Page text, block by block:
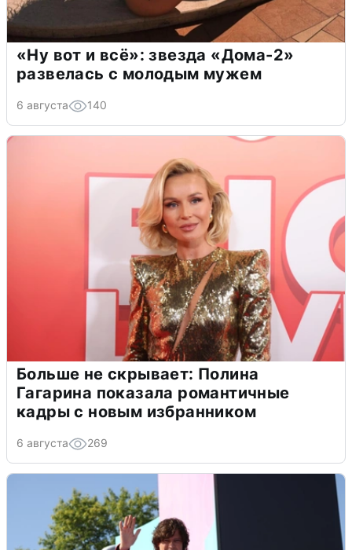
«Ну вот и всё»: звезда «Дома-2»
развелась с молодым мужем
6 августа 140
Больше не скрывает: Полина
Гагарина показала романтичные
кадры с новым избранником
6 августа 269